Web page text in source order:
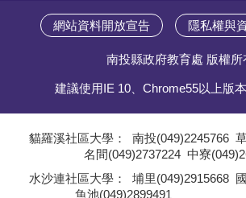
社大學習Q&A
學員專區
教師專區
網站資料開放宣告 隱私權與
南投縣政府教育處 版權所
建議使用IE 10、Chrome55以上版
貓羅溪社區大學： 南投(049)2245766
名間(049)2737224 中寮
水沙連社區大學： 埔里(049)2915668
魚池(049)2899491